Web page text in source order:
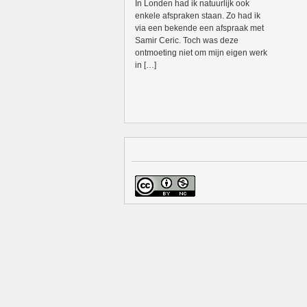
In Londen had ik natuurlijk ook
enkele afspraken staan. Zo had ik
via een bekende een afspraak met
Samir Ceric. Toch was deze
ontmoeting niet om mijn eigen werk
in […]